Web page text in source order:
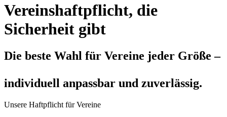
Vereinshaftpflicht, die
Sicherheit gibt
Die beste Wahl für Vereine jeder Größe –
individuell anpassbar und zuverlässig.
Unsere Haftpflicht für Vereine